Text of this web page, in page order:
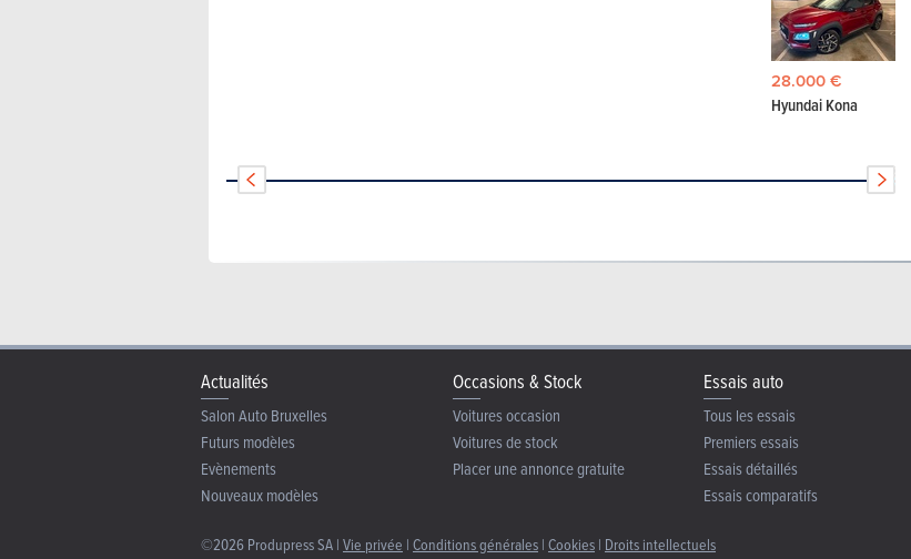
28.000 €
Hyundai Kona
Actualités
Salon Auto Bruxelles
Futurs modèles
Evènements
Nouveaux modèles
Occasions & Stock
Voitures occasion
Voitures de stock
Placer une annonce gratuite
Essais auto
Tous les essais
Premiers essais
Essais détaillés
Essais comparatifs
©2026 Produpress SA | Vie privée | Conditions générales | Cookies | Droits intellectuels